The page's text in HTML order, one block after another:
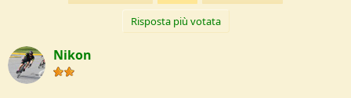
r
e
D
I
n
i
Risposta più votata
Nikon